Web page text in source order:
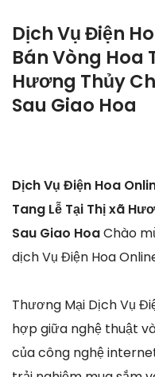
Dịch Vụ Điện
Bán Vòng Hoa
Hương Thủy
Sau Giao Hoa
Dịch Vụ Điện Hoa
Tang Lễ Tại Thị xã
Sau Giao HoaChào
dịch Vụ Điện Hoa
Thương Mại Dịch Vụ
hợp giữa nghệ thuật
của công nghệ